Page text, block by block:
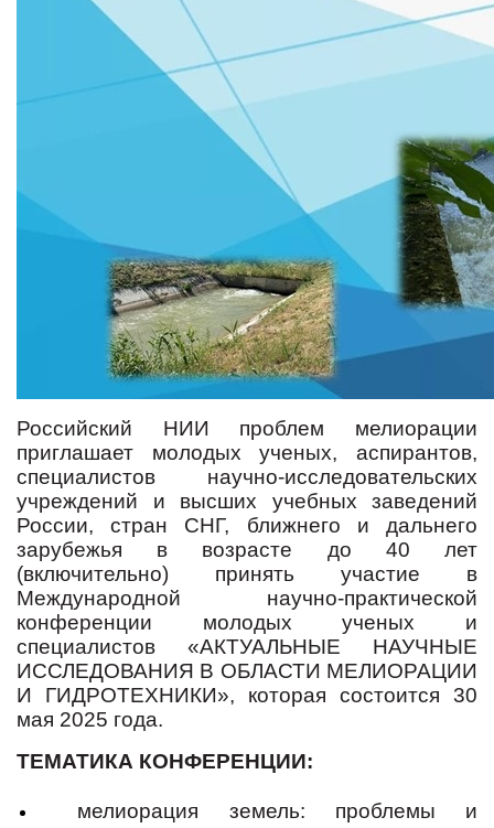
Российский НИИ проблем мелиорации
приглашает молодых ученых, аспирантов,
специалистов научно-исследовательских
учреждений и высших учебных заведений
России, стран СНГ, ближнего и дальнего
зарубежья в возрасте до 40 лет
(включительно) принять участие в
Международной научно-практической
конференции молодых ученых и
специалистов «АКТУАЛЬНЫЕ НАУЧНЫЕ
ИССЛЕДОВАНИЯ В ОБЛАСТИ МЕЛИОРАЦИИ
И ГИДРОТЕХНИКИ», которая состоится 30
мая 2025 года.
ТЕМАТИКА КОНФЕРЕНЦИИ:
мелиорация земель: проблемы и